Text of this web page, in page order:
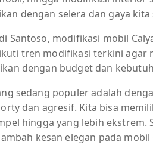
dengan selera dan gaya kita
Santoso, modifikasi mobil
tren modifikasi terkini agar
dengan budget dan
sedang populer adalah
dan agresif. Kita bisa
hingga yang lebih ekstrem.
kesan elegan pada mobil